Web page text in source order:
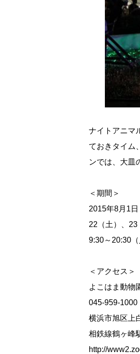
ナイトアニマ
ておきタイム
ンでは、大皿
＜期間＞
2015年8月1
22（土）、23
9:30～20:30
＜アクセス＞
よこはま動物
045-959-1000
横浜市旭区上
相鉄線鶴ヶ峰
http://